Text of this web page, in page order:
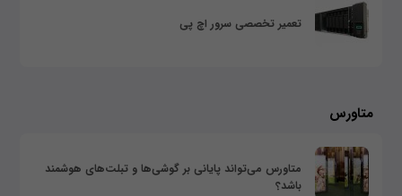
تعمیر تخصصی سرور اچ پی
متاورس
متاورس می‌تواند پایانی بر گوشی‌ها و تبلت‌های هوشمند
باشد؟